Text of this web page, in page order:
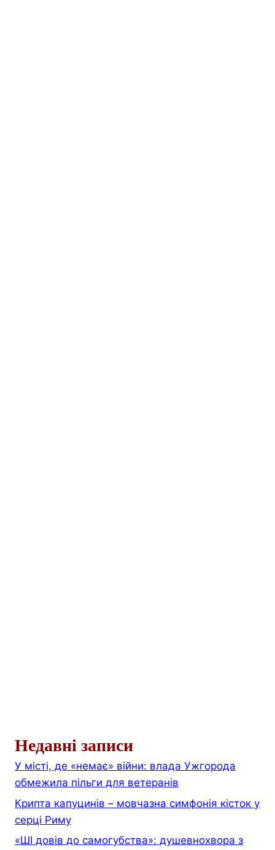
Недавні записи
У місті, де «немає» війни: влада Ужгорода
обмежила пільги для ветеранів
Крипта капуцинів – мовчазна симфонія кісток у
серці Риму
«ШІ довів до самогубства»: душевнохвора з